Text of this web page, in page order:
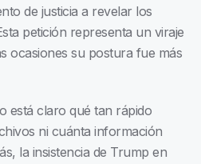
de justicia a revelar los
petición representa un viraje
ocasiones su postura fue más
está claro qué tan rápido
ni cuánta información
la insistencia de Trump en